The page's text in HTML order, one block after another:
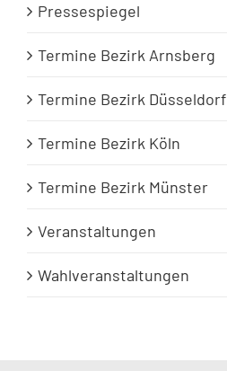
Pressespiegel
Termine Bezirk Arnsberg
Termine Bezirk Düsseldorf
Termine Bezirk Köln
Termine Bezirk Münster
Veranstaltungen
Wahlveranstaltungen